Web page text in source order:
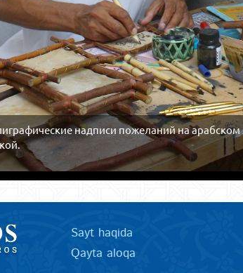
надписи пожеланий на
Sayt haqida
Qayta aloqa